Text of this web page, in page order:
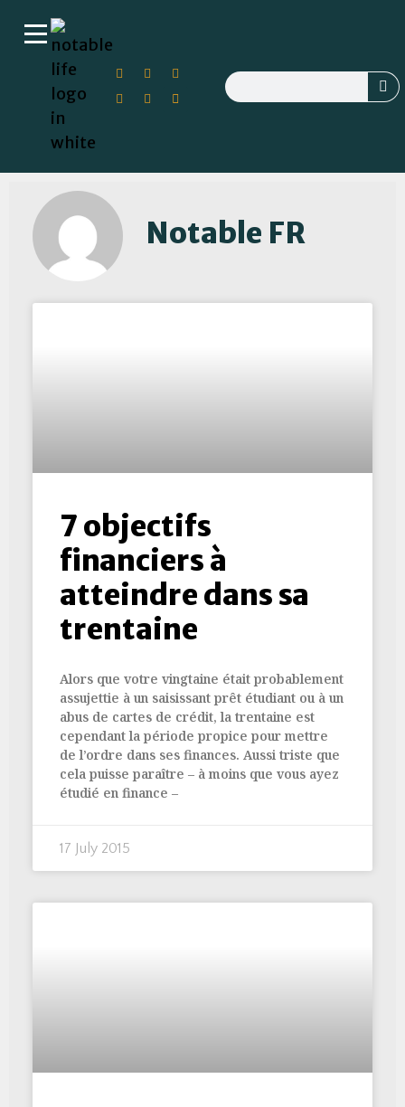
Notable FR
7 objectifs
financiers à
atteindre dans sa
trentaine
Alors que votre vingtaine était probablement
assujettie à un saisissant prêt étudiant ou à un
abus de cartes de crédit, la trentaine est
cependant la période propice pour mettre
de l’ordre dans ses finances. Aussi triste que
cela puisse paraître – à moins que vous ayez
étudié en finance –
17 July 2015